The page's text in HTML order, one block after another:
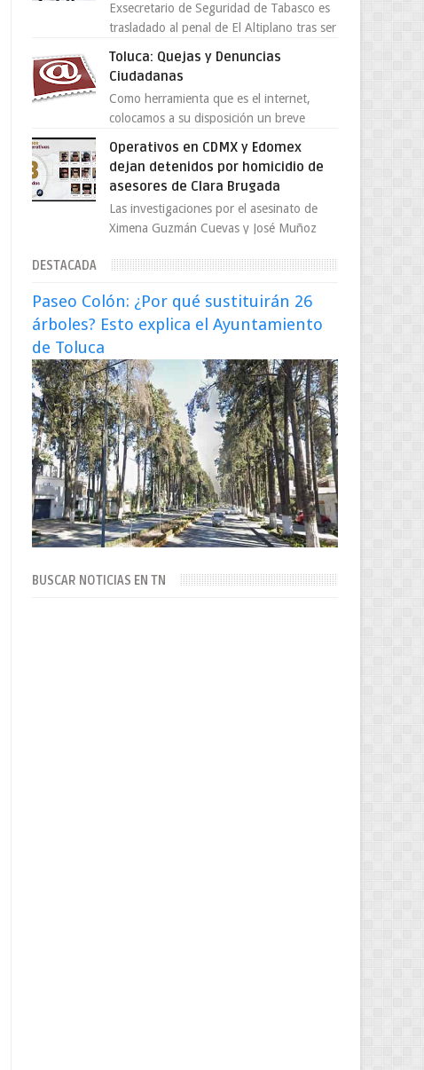
Exsecretario de Seguridad de Tabasco es
trasladado al penal de El Altiplano tras ser
Seguridad Públi...
Toluca: Quejas y Denuncias
Ciudadanas
Como herramienta que es el internet,
colocamos a su disposición un breve
denuncia ciudadana la e...
Operativos en CDMX y Edomex
dejan detenidos por homicidio de
asesores de Clara Brugada
Las investigaciones por el asesinato de
Ximena Guzmán Cuevas y José Muñoz
de asesores de la jefa d...
DESTACADA
Paseo Colón: ¿Por qué sustituirán 26
árboles? Esto explica el Ayuntamiento
de Toluca
BUSCAR NOTICIAS EN TN